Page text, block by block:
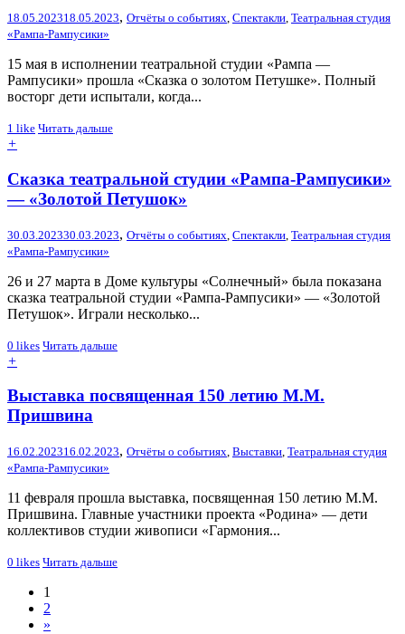
18.05.202318.05.2023, Отчёты о событиях, Спектакли, Театральная студия
«Рампа-Рампусики»
15 мая в исполнении театральной студии «Рампа —
Рампусики» прошла «Сказка о золотом Петушке». Полный
восторг дети испытали, когда...
1 like Читать дальше
+
Cказка театральной студии «Рампа-Рампусики»
— «Золотой Петушок»
30.03.202330.03.2023, Отчёты о событиях Спектакли Театральная студия
«Рампа-Рампусики»
26 и 27 марта в Доме культуры «Солнечный» была показана
сказка театральной студии «Рампа-Рампусики» — «Золотой
Петушок». Играли несколько...
0 likes Читать дальше
+
Выставка посвященная 150 летию М.М.
Пришвина
16.02.202316.02.2023, Отчёты о событиях, Выставки, Театральная студия
«Рампа-Рампусики»
11 февраля прошла выставка, посвященная 150 летию М.М.
Пришвина. Главные участники проекта «Родина» — дети
коллективов студии живописи «Гармония...
0 likes Читать дальше
1
2
»